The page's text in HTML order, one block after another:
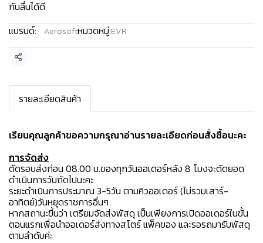
กันลื่นได้ดี
แบรนด์:
Aerosoftหมวดหมู่:EVR
แชร์
รายละเอียดสินค้า
เรียนคุณลูกค้าขอความกรุณาอ่านรายละเอียดก่อนสั่งซื้อนะคะ️
การจัดส่ง
ตัดรอบส่งก่อน 08.00 น.ของทุกวันออเดอร์หลัง 8 โมงจะตัดยอด
ดำเนินการวันถัดไปนะคะ
ระยะดำเนินการประมาณ 3-5วัน ตามคิวออเดอร์ (ไม่รวมเสาร์-
อาทิตย์)วันหยุดราชการอื่นๆ
หากสถานะขึ้นว่า เตรียมจัดส่งพัสดุ เป็นเพียงการเปิดออเดอร์ในขั้น
ตอนแรกเพื่อนำออเดอร์ส่งทางสโตร์ แพ็คของ และรอรถมารับพัสดุ
ตามลำดับค่ะ